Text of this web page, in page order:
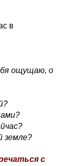
в
ощущаю, о
земле?
с